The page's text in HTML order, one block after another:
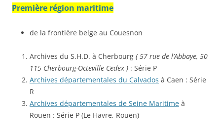
Première région maritime
de la frontière belge au Couesnon
Archives du S.H.D. à Cherbourg ( 57 rue de l’Abbaye, 50
115 Cherbourg-Octeville Cedex ) : Série P
Archives départementales du Calvados à Caen : Série
R
Archives départementales de Seine Maritime à
Rouen : Série P (Le Havre, Rouen)